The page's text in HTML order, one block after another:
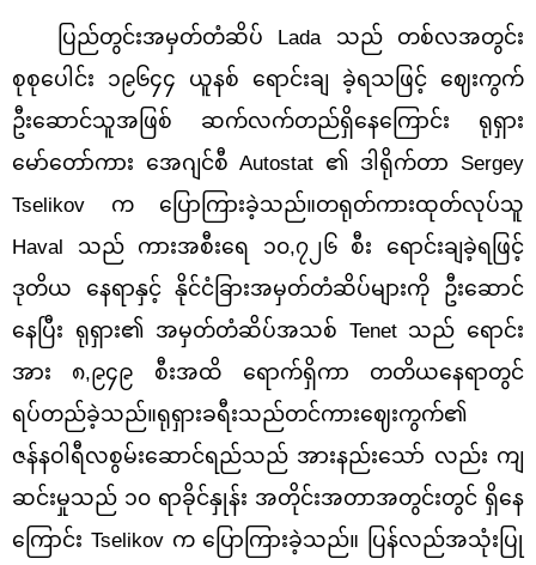
ပြည်တွင်းအမှတ်တံဆိပ် Lada သည် တစ်လအတွင်း
စုစုပေါင်း ၁၉၆၄၄ ယူနစ် ရောင်းချ ခဲ့ရသဖြင့် ဈေးကွက်
ဦးဆောင်သူအဖြစ် ဆက်လက်တည်ရှိနေကြောင်း ရုရှား
မော်တော်ကား အေဂျင်စီ Autostat ၏ ဒါရိုက်တာ Sergey
Tselikov က ပြောကြားခဲ့သည်။တရုတ်ကားထုတ်လုပ်သူ
Haval သည် ကားအစီးရေ ၁၀,၇၂၆ စီး ရောင်းချခဲ့ရဖြင့်
ဒုတိယ နေရာနှင့် နိုင်ငံခြားအမှတ်တံဆိပ်များကို ဦးဆောင်
နေပြီး ရုရှား၏ အမှတ်တံဆိပ်အသစ် Tenet သည် ရောင်း
အား ၈,၉၄၉ စီးအထိ ရောက်ရှိကာ တတိယနေရာတွင်
ရပ်တည်ခဲ့သည်။ရုရှားခရီးသည်တင်ကားဈေးကွက်၏
ဇန်နဝါရီလစွမ်းဆောင်ရည်သည် အားနည်းသော် လည်း ကျ
ဆင်းမှုသည် ၁၀ ရာခိုင်နှုန်း အတိုင်းအတာအတွင်းတွင် ရှိနေ
ကြောင်း Tselikov က ပြောကြားခဲ့သည်။
ပြန်လည်အသုံးပြု